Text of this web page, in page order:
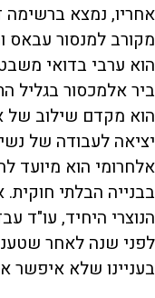
אחריו, נמצא ברשימה
מקורב למנסור עבאס
הוא ערבי בדואי
ביר אלמכסור בגליל
הוא מקדם שילוב של
יציאה לעבודה של
אלחרומי הוא מיועד
בבנייה הבלתי
הנוצרי היחיד, עו"ד
לפני שנה לאחר
בעניינו שלא איפשר